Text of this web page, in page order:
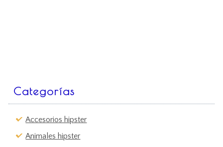
Categorías
Accesorios hipster
Animales hipster